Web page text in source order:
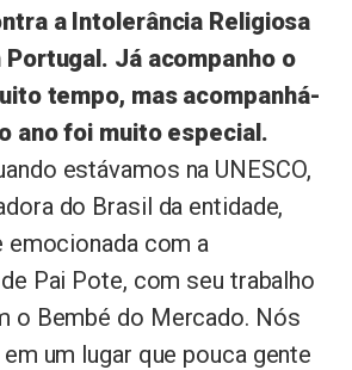
a Intolerância Religiosa
Portugal. Já acompanho o
tempo, mas acompanhá-
ano foi muito especial.
estávamos na UNESCO,
do Brasil da entidade,
com a
Pai Pote, com seu trabalho
o Bembé do Mercado. Nós
um lugar que pouca gente